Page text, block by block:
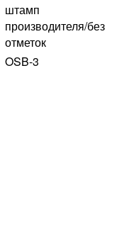
штамп
производителя/без
отметок
OSB-3